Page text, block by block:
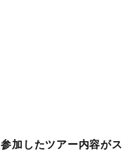
加したツアー内容がス